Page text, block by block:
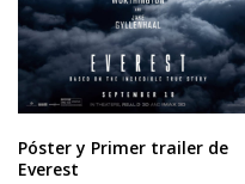
Póster y Primer trailer de
Everest